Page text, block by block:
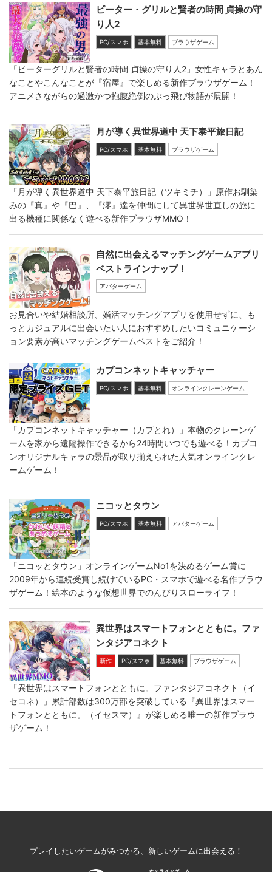
ピーター・グリルと賢者の時間 貞操の守
り人2
PC/スマホ 基本無料 ブラウザゲーム
「ピーターグリルと賢者の時間 貞操の守り人2」女性キャラとあん
なことやこんなことが『宿屋』で楽しめる新作ブラウザゲーム！
アニメさながらの過激かつ抱腹絶倒のぶっ飛び物語が展開！
月が導く異世界道中 天下泰平旅日記
PC/スマホ 基本無料 ブラウザゲーム
「月が導く異世界道中 天下泰平旅日記（ツキミチ）」原作お馴染
みの『真』や『巴』、『澪』達を仲間にして異世界世直しの旅に
出る機種に関係なく遊べる新作ブラウザMMO！
自然に出会えるマッチングゲームアプリ
ベストラインナップ！
アバターゲーム
お見合いや結婚相談所、婚活マッチングアプリを使用せずに、も
っとカジュアルに出会いたい人におすすめしたいコミュニケーシ
ョン要素が高いマッチングゲームベストをご紹介！
カプコンネットキャッチャー
PC/スマホ 基本無料 オンラインクレーンゲーム
「カプコンネットキャッチャー（カプとれ）」本物のクレーンゲ
ームを家から遠隔操作できるから24時間いつでも遊べる！カプコ
ンオリジナルキャラの景品が取り揃えられた人気オンラインクレ
ームゲーム！
ニコッとタウン
PC/スマホ 基本無料 アバターゲーム
「ニコッとタウン」オンラインゲームNo1を決めるゲーム賞に
2009年から連続受賞し続けているPC・スマホで遊べる名作ブラウ
ザゲーム！絵本のような仮想世界でのんびりスローライフ！
異世界はスマートフォンとともに。ファ
ンタジアコネクト
新作 PC/スマホ 基本無料 ブラウザゲーム
「異世界はスマートフォンとともに。ファンタジアコネクト（イ
セコネ）」累計部数は300万部を突破している『異世界はスマー
トフォンとともに。（イセスマ）』が楽しめる唯一の新作ブラウ
ザゲーム！
プレイしたいゲームがみつかる、新しいゲームに出会える！